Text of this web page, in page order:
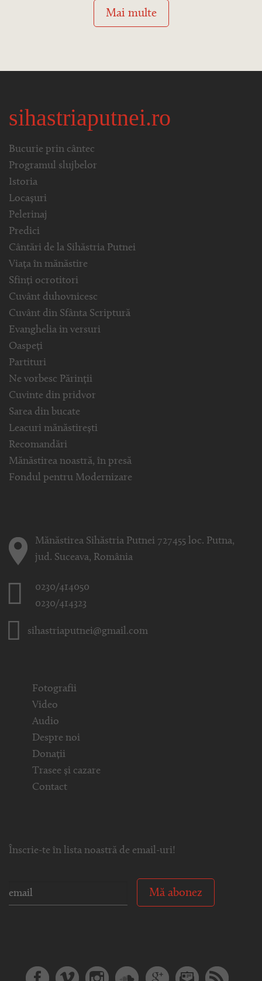
Mai multe
sihastriaputnei.ro
Bucurie prin cântec
Programul slujbelor
Istoria
Locașuri
Pelerinaj
Predici
Cântări de la Sihăstria Putnei
Viața în mănăstire
Sfinți ocrotitori
Cuvânt duhovnicesc
Cuvânt din Sfânta Scriptură
Evanghelia in versuri
Oaspeți
Partituri
Ne vorbesc Părinții
Cuvinte din pridvor
Sarea din bucate
Leacuri mănăstirești
Recomandări
Mănăstirea noastră, în presă
Fondul pentru Modernizare
Mănăstirea Sihăstria Putnei 727455 loc. Putna,
jud. Suceava, România
0230/414050
0230/414323
sihastriaputnei@gmail.com
Fotografii
Video
Audio
Despre noi
Donații
Trasee și cazare
Contact
Înscrie-te în lista noastră de email-uri!
Mă abonez